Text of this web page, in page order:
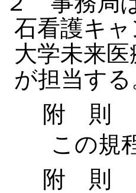
石看護キ
大学未来
が担当する
附 則
この規程
附 則